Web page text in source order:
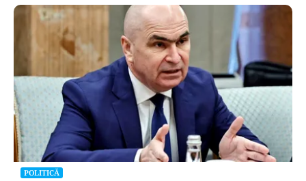
POLITICĂ